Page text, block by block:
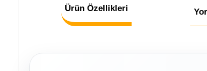
Ürün Özellikleri